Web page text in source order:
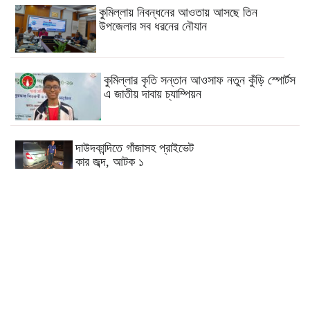
কুমিল্লায় নিবন্ধনের আওতায় আসছে তিন
উপজেলার সব ধরনের নৌযান
কুমিল্লার কৃতি সন্তান আওসাফ নতুন কুঁড়ি স্পোর্টস
এ জাতীয় দাবায় চ্যাম্পিয়ন
দাউদকান্দিতে গাঁজাসহ প্রাইভেট
কার জব্দ, আটক ১